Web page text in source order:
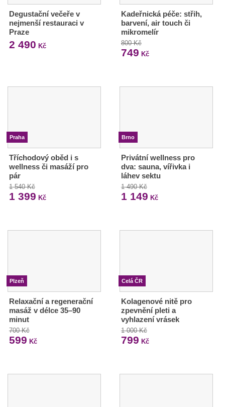
Degustační večeře v
nejmenší restauraci v
Praze
2 490 Kč
Kadeřnická péče: střih,
barvení, air touch či
mikromelír
800 Kč
749 Kč
Praha
Tříchodový oběd i s
wellness či masáží pro
pár
1 540 Kč
1 399 Kč
Brno
Privátní wellness pro
dva: sauna, vířivka i
láhev sektu
1 490 Kč
1 149 Kč
Plzeň
Relaxační a regenerační
masáž v délce 35–90
minut
700 Kč
599 Kč
Celá ČR
Kolagenové nitě pro
zpevnění pleti a
vyhlazení vrásek
1 000 Kč
799 Kč